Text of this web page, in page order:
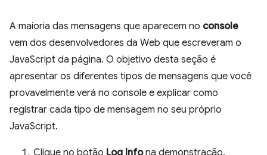
A maioria das mensagens que aparecem no console
vem dos desenvolvedores da Web que escreveram o
JavaScript da página. O objetivo desta seção é
apresentar os diferentes tipos de mensagens que você
provavelmente verá no console e explicar como
registrar cada tipo de mensagem no seu próprio
JavaScript.
Clique no botão Log Infona demonstração.